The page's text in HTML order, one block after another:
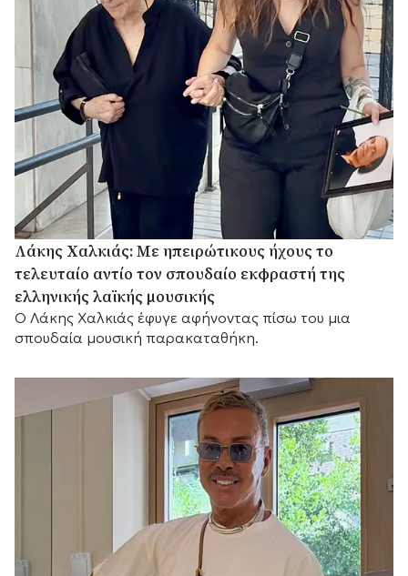
Λάκης Χαλκιάς: Με ηπειρώτικους ήχους το
τελευταίο αντίο τον σπουδαίο εκφραστή της
ελληνικής λαϊκής μουσικής
Ο Λάκης Χαλκιάς έφυγε αφήνοντας πίσω του μια
σπουδαία μουσική παρακαταθήκη.